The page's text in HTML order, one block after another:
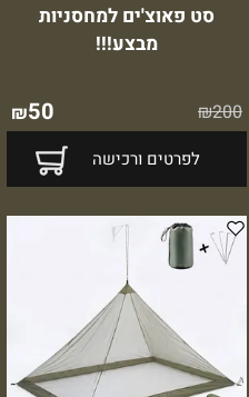
סט פאוצ'ים למחסניות
מבצע!!!
₪200
₪50
לפרטים ורכישה